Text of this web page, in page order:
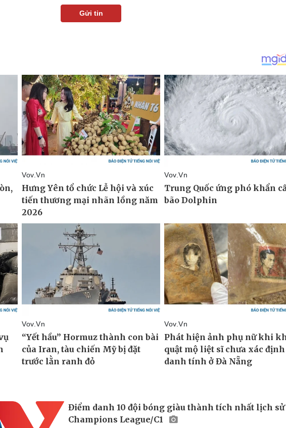
Gửi tin
Điểm danh 10 đội bóng giàu thành tích nhất lịch sử
Champions League/C1